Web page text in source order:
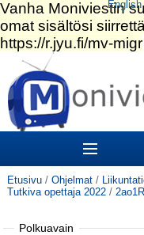
Siirry
sisältöön.
|
Siirry
navigointiin
Sections
Etusivu / Ohjelmat /
Tutkiva opettaja 2022 /
Polkuavain
English